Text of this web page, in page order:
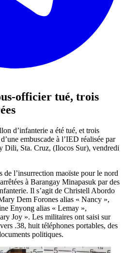
officier tué, trois
d’infanterie a été tué, et trois
embuscade à l’IED réalisée par
Dili, Sta. Cruz, (Ilocos Sur), vendredi
de l’insurrection maoïste pour le nord
à Barangay Minapasuk par des
Il s’agit de Christell Abordo
Dem Forones alias « Nancy »,
Enyong alias « Lemay »,
Joy ». Les militaires ont saisi sur
.38, huit téléphones portables, des
politiques.